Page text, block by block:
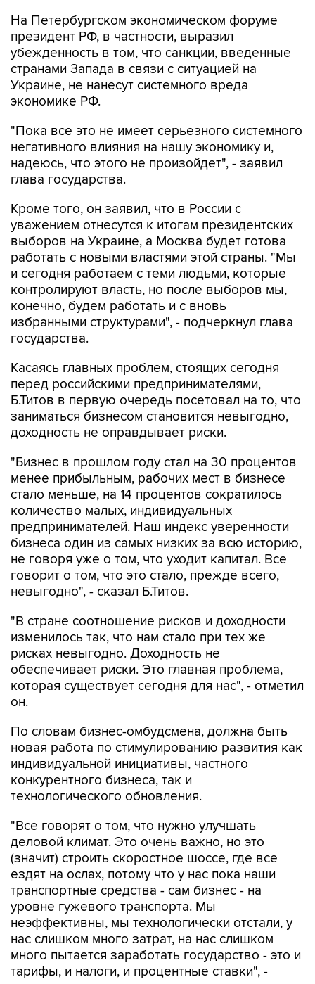
На Петербургском экономическом форуме
президент РФ, в частности, выразил
убежденность в том, что санкции, введенные
странами Запада в связи с ситуацией на
Украине, не нанесут системного вреда
экономике РФ.
"Пока все это не имеет серьезного системного
негативного влияния на нашу экономику и,
надеюсь, что этого не произойдет", - заявил
глава государства.
Кроме того, он заявил, что в России с
уважением отнесутся к итогам президентских
выборов на Украине, а Москва будет готова
работать с новыми властями этой страны. "Мы
и сегодня работаем с теми людьми, которые
контролируют власть, но после выборов мы,
конечно, будем работать и с вновь
избранными структурами", - подчеркнул глава
государства.
Касаясь главных проблем, стоящих сегодня
перед российскими предпринимателями,
Б.Титов в первую очередь посетовал на то, что
заниматься бизнесом становится невыгодно,
доходность не оправдывает риски.
"Бизнес в прошлом году стал на 30 процентов
менее прибыльным, рабочих мест в бизнесе
стало меньше, на 14 процентов сократилось
количество малых, индивидуальных
предпринимателей. Наш индекс уверенности
бизнеса один из самых низких за всю историю,
не говоря уже о том, что уходит капитал. Все
говорит о том, что это стало, прежде всего,
невыгодно", - сказал Б.Титов.
"В стране соотношение рисков и доходности
изменилось так, что нам стало при тех же
рисках невыгодно. Доходность не
обеспечивает риски. Это главная проблема,
которая существует сегодня для нас", - отметил
он.
По словам бизнес-омбудсмена, должна быть
новая работа по стимулированию развития как
индивидуальной инициативы, частного
конкурентного бизнеса, так и
технологического обновления.
"Все говорят о том, что нужно улучшать
деловой климат. Это очень важно, но это
(значит) строить скоростное шоссе, где все
ездят на ослах, потому что у нас пока наши
транспортные средства - сам бизнес - на
уровне гужевого транспорта. Мы
неэффективны, мы технологически отстали, у
нас слишком много затрат, на нас слишком
много пытается заработать государство - это и
тарифы, и налоги, и процентные ставки", -